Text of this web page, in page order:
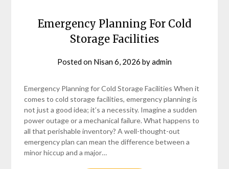
Emergency Planning For Cold
Storage Facilities
Posted on Nisan 6, 2026 byadmin
Emergency Planning for Cold Storage Facilities When it
comes to cold storage facilities, emergency planning is
not just a good idea; it’s a necessity. Imagine a sudden
power outage or a mechanical failure. What happens to
all that perishable inventory? A well-thought-out
emergency plan can mean the difference between a
minor hiccup and a major…